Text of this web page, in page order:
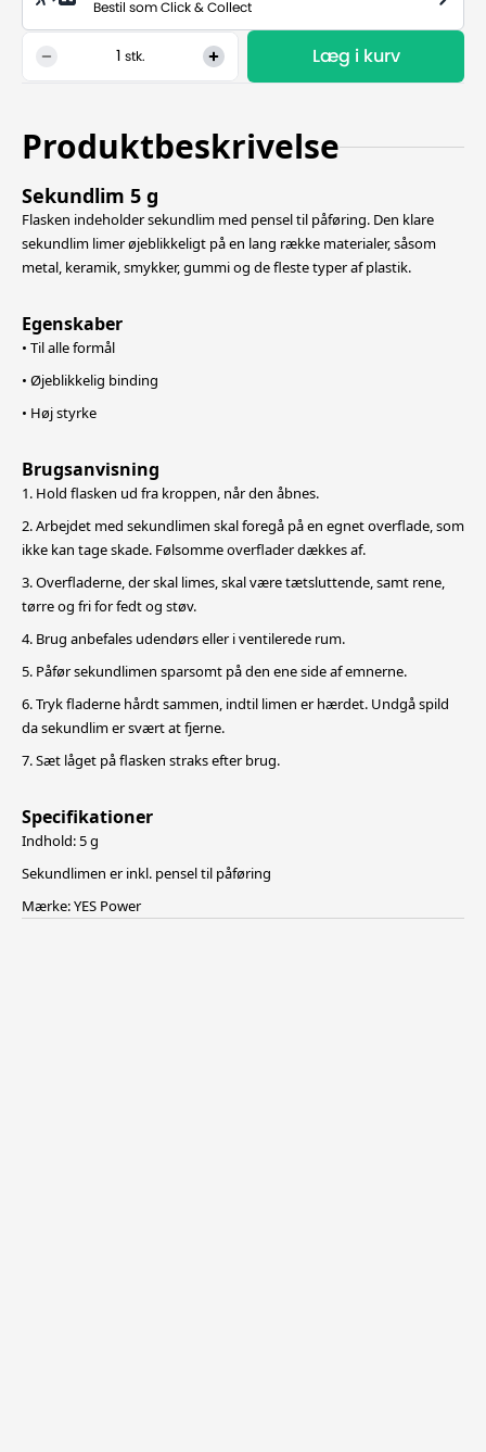
Bestil som Click & Collect
stk. Læg i kurv
Produktbeskrivelse
Sekundlim 5 g
Flasken indeholder sekundlim med pensel til påføring. Den klare
sekundlim limer øjeblikkeligt på en lang række materialer, såsom
metal, keramik, smykker, gummi og de fleste typer af plastik.
Egenskaber
• Til alle formål
• Øjeblikkelig binding
• Høj styrke
Brugsanvisning
1. Hold flasken ud fra kroppen, når den åbnes.
2. Arbejdet med sekundlimen skal foregå på en egnet overflade, som
ikke kan tage skade. Følsomme overflader dækkes af.
3. Overfladerne, der skal limes, skal være tætsluttende, samt rene,
tørre og fri for fedt og støv.
4. Brug anbefales udendørs eller i ventilerede rum.
5. Påfør sekundlimen sparsomt på den ene side af emnerne.
6. Tryk fladerne hårdt sammen, indtil limen er hærdet. Undgå spild
da sekundlim er svært at fjerne.
7. Sæt låget på flasken straks efter brug.
Specifikationer
Indhold: 5 g
Sekundlimen er inkl. pensel til påføring
Mærke: YES Power